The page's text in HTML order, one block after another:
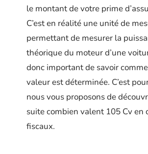
le montant de votre prime
C’est en réalité une unité de
permettant de mesurer la
théorique du moteur d’une
donc important de savoir
valeur est déterminée. C’est
nous vous proposons de
suite combien valent 105 Cv en
fiscaux.